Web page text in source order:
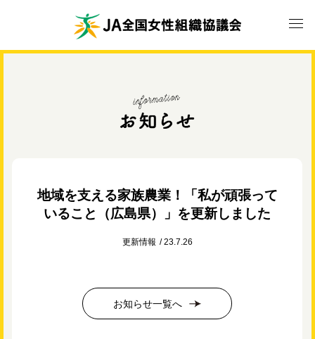
地域を支える家族農業！「私が頑張って
いること（広島県）」を更新しました
更新情報 23.7.26
お知らせ一覧へ